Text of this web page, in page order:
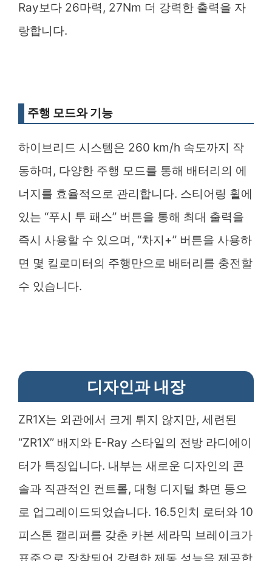
Ray보다 26마력, 27Nm 더 강력한 출력을 자
랑합니다.
주행 모드와 기능
하이브리드 시스템은 260 km/h 속도까지 작
동하며, 다양한 주행 모드를 통해 배터리의 에
너지를 효율적으로 관리합니다. 스티어링 휠에
있는 “푸시 투 패스” 버튼을 통해 최대 출력을
즉시 사용할 수 있으며, “차지+” 버튼을 사용하
면 몇 킬로미터의 주행만으로 배터리를 충전할
수 있습니다.
디자인과 내장
ZR1X는 외관에서 크게 튀지 않지만, 세련된
“ZR1X” 배지와 E-Ray 스타일의 전방 라디에이
터가 특징입니다. 내부는 새로운 디자인의 콘
솔과 직관적인 컨트롤, 대형 디지털 화면 등으
로 업그레이드되었습니다. 16.5인치 로터와 10
피스톤 캘리퍼를 갖춘 카본 세라믹 브레이크가